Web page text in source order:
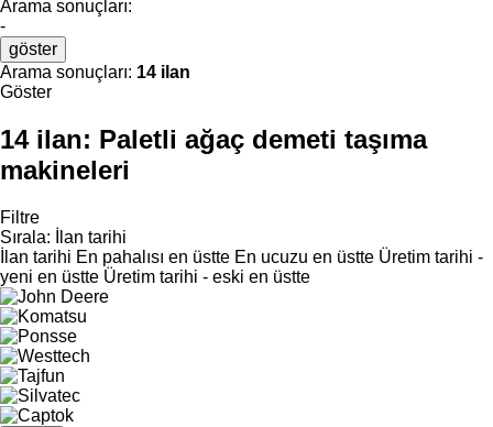
Arama sonuçları:
-
göster
Arama sonuçları: 14 ilan
Göster
14 ilan: Paletli ağaç demeti taşıma
makineleri
Filtre
Sırala:
İlan tarihi
İlan tarihi En pahalısı en üstte En ucuzu en üstte Üretim tarihi -
yeni en üstte Üretim tarihi - eski en üstte